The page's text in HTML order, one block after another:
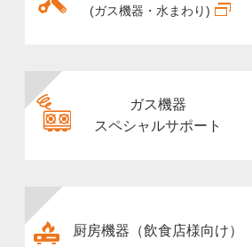
(ガス機器・水まわり)
ガス機器
スペシャルサポート
厨房機器（飲食店様向け）